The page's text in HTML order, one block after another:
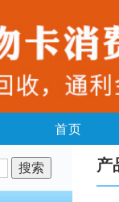
首页
产